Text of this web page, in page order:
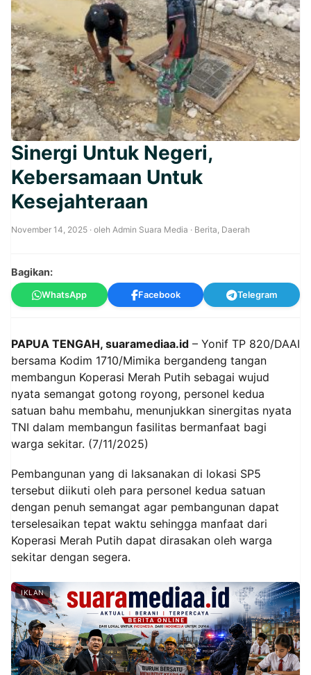
Sinergi Untuk Negeri,
Kebersamaan Untuk
Kesejahteraan
November 14, 2025 · oleh Admin Suara Media · Berita, Daerah
Bagikan:
WhatsApp Facebook Telegram
PAPUA TENGAH, suaramediaa.id – Yonif TP 820/DAAI
bersama Kodim 1710/Mimika bergandeng tangan
membangun Koperasi Merah Putih sebagai wujud
nyata semangat gotong royong, personel kedua
satuan bahu membahu, menunjukkan sinergitas nyata
TNI dalam membangun fasilitas bermanfaat bagi
warga sekitar. (7/11/2025)
Pembangunan yang di laksanakan di lokasi SP5
tersebut diikuti oleh para personel kedua satuan
dengan penuh semangat agar pembangunan dapat
terselesaikan tepat waktu sehingga manfaat dari
Koperasi Merah Putih dapat dirasakan oleh warga
sekitar dengan segera.
IKLAN